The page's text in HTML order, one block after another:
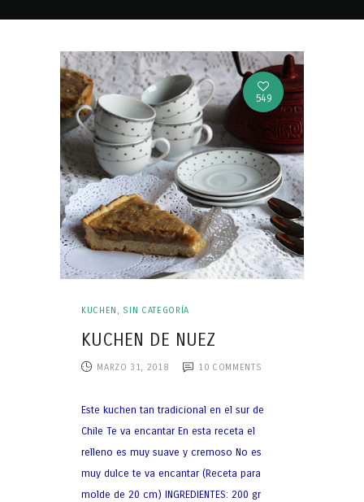
549
KUCHEN , SIN CATEGORÍA
KUCHEN DE NUEZ
MARZO 31, 2018 10 COMMENTS
Este kuchen tan tradicional en el sur de
Chile Te va encantar En esta receta el
relleno es muy suave y cremoso No es
muy dulce te va encantar (Receta para
molde de 20 cm) INGREDIENTES: 200 gr